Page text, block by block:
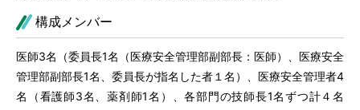
構成メンバー
医師3名（委員長1名（医療安全管理部副部長：医師）、医療安全
管理部副部長1名、委員長が指名した者１名）、医療安全管理者4
名（看護師3名、薬剤師1名）、各部門の技師長1名ずつ計４名